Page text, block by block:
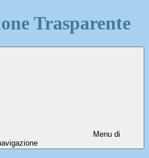
Trasparente
Menu di